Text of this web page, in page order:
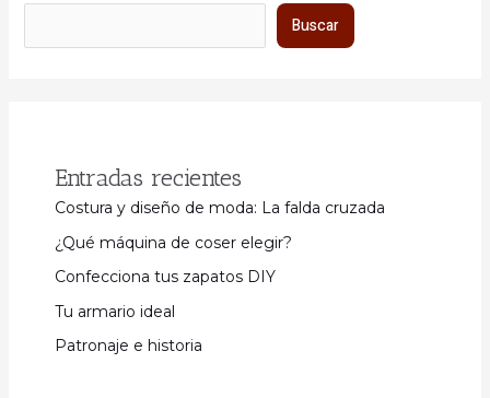
Buscar
Entradas recientes
Costura y diseño de moda: La falda cruzada
¿Qué máquina de coser elegir?
Confecciona tus zapatos DIY
Tu armario ideal
Patronaje e historia